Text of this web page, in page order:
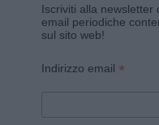
Iscriviti alla newsletter
email periodiche
sul sito web!
Indirizzo email *